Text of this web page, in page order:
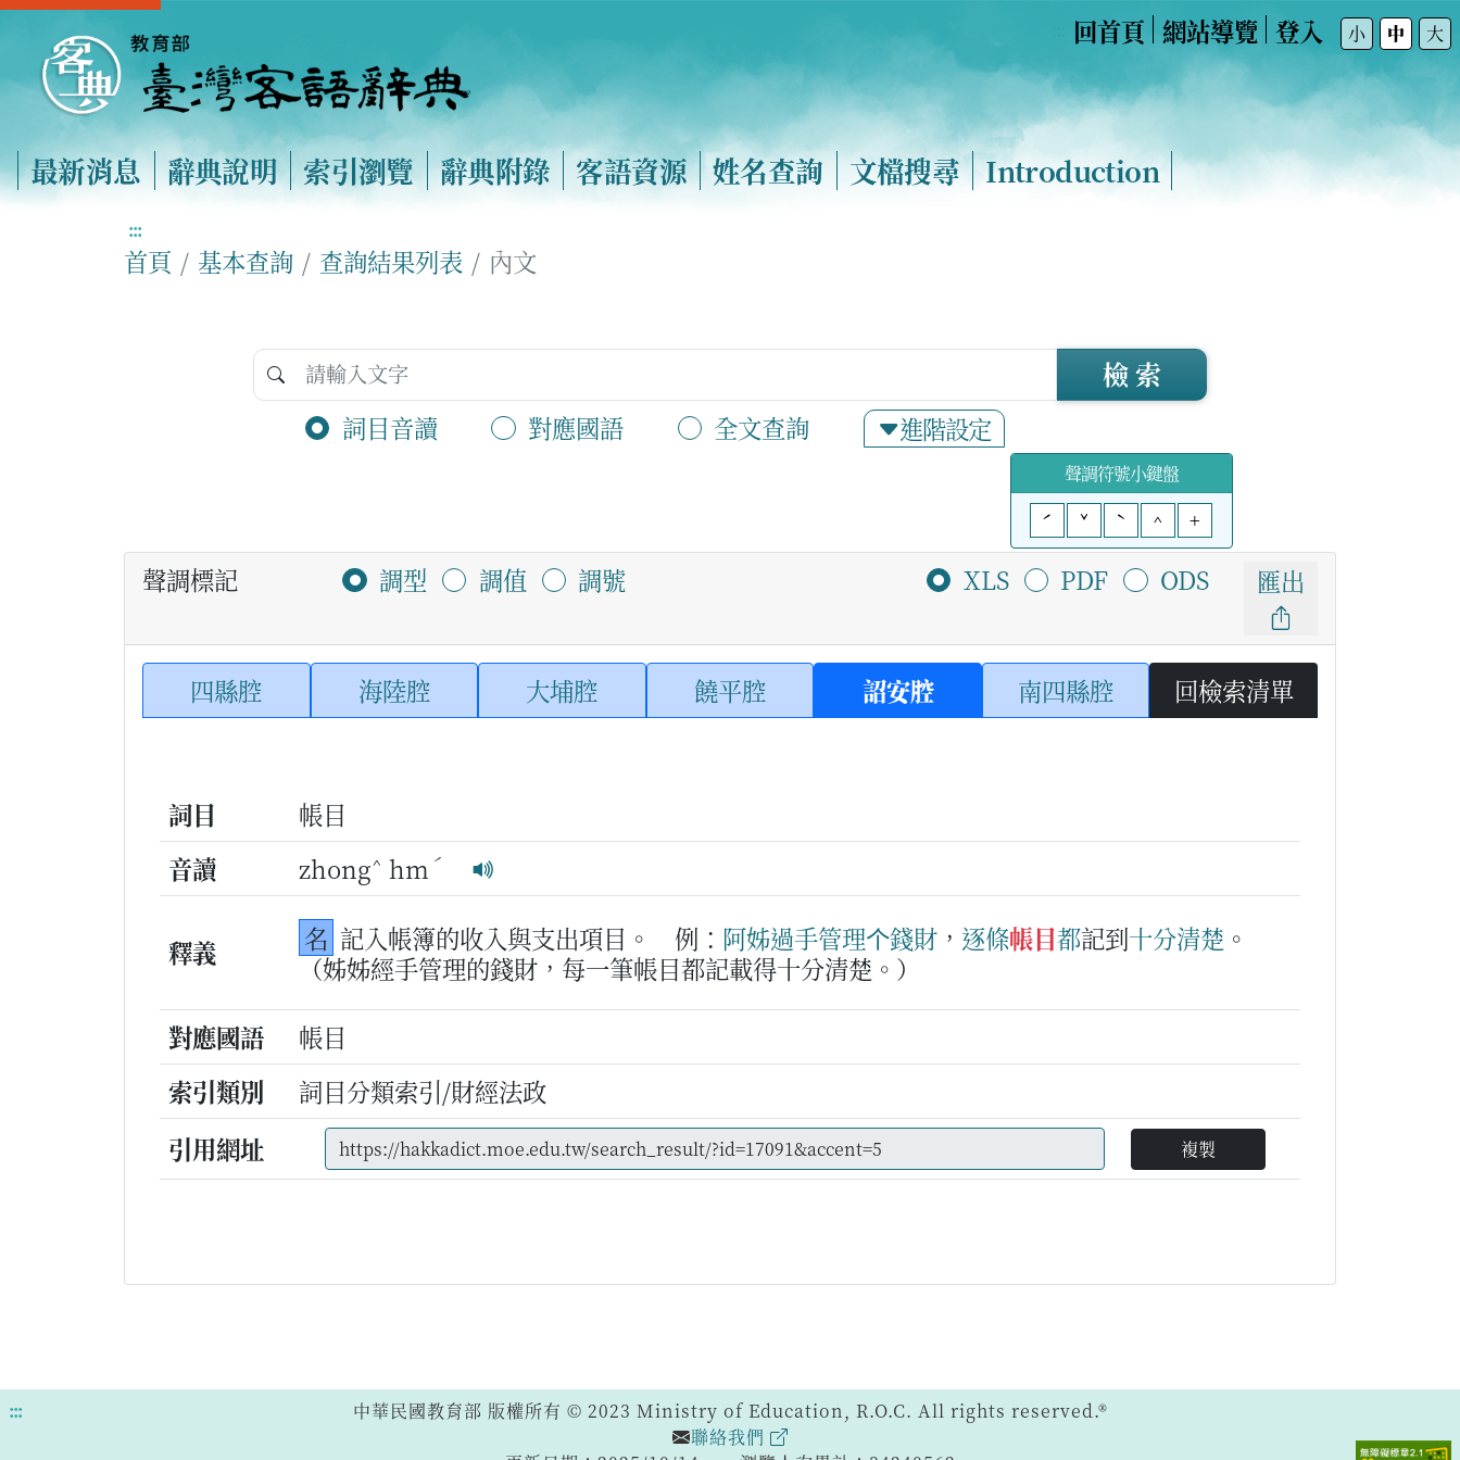
回首頁 網站導覽 登入 小 中 大
最新消息 辭典說明 索引瀏覽 辭典附錄 客語資源 姓名查詢 文檔搜尋 Introduction
:::
首頁 基本查詢 查詢結果列表 內文
詞目音讀 對應國語 全文查詢 進階設定
檢 索
聲調符號小鍵盤
ˊ
ˇ ˋ ^ +
聲調標記 調型 調值 調號 XLS PDF ODS 匯出
四縣腔 海陸腔 大埔腔 饒平腔 詔安腔 南四縣腔 回檢索清單
詞目
帳目
音讀
zhong^ hm ˊ
釋義 名 記入帳簿的收入與支出項目。 例： 阿姊過手管理个錢財 ， 逐條帳目都記到十分清楚 。
（姊姊經手管理的錢財，每一筆帳目都記載得十分清楚。）
對應國語
帳目
索引類別
詞目分類索引/財經法政
引用網址
複製
:::
中華民國教育部 版權所有 © 2023 Ministry of Education, R.O.C. All rights reserved.®
聯絡我們